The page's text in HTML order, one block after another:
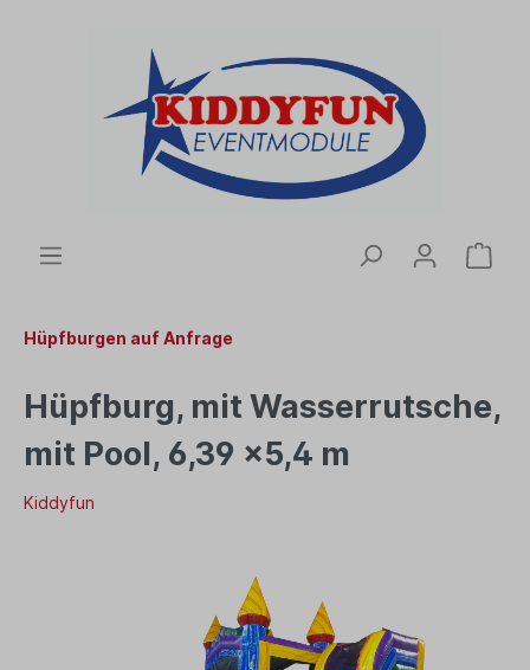
Hüpfburgen auf Anfrage
Hüpfburg, mit Wasserrutsche,
mit Pool, 6,39 x5,4 m
Kiddyfun